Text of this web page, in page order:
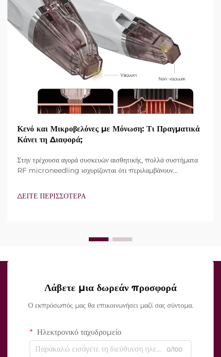
Κενό και Μικροβελόνες με Μόνωση: Τι Πραγματικά
Κάνει τη Διαφορά;
Στην τρέχουσα αγορά συσκευών αισθητικής, πολλά συστήματα
RF microneedling ισχυρίζονται ότι περιλαμβάνουν
χαρακτηριστικά υπάρχουν, αλλά πώς λειτουργούν ακριβώς κατά
ΔΕΙΤΕ ΠΕΡΙΣΣΟΤΕΡΑ
Λάβετε μια δωρεάν προσφορά
Ο εκπρόσωπός μας θα επικοινωνήσει μαζί σας σύντομα.
Ηλεκτρονικό ταχυδρομείο
0/100